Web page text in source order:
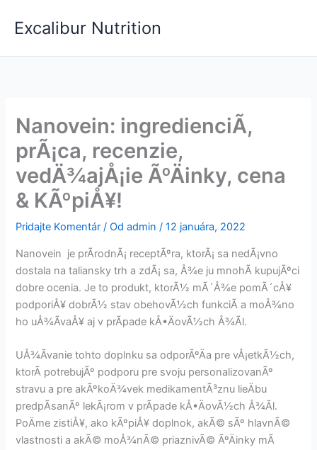
Excalibur Nutrition
Nanovein: ingredienciÃ­,
prÃ¡ca, recenzie,
vedÄ¾ajÅ¡ie ÃºÄinky, cena
& KÃºpiÅ¥!
Pridajte Komentár / Od admin/12 januára, 2022
Nanovein je prÃ­rodnÃ¡ receptÃºra, ktorÃ¡ sa nedÃ¡vno
dostala na taliansky trh a zdÃ¡ sa, Å¾e ju mnohÃ­ kupujÃºci
dobre ocenia. Je to produkt, ktorÃ½ mÃ´Å¾e pomÃ´cÅ¥
podporiÅ¥ dobrÃ½ stav obehovÃ½ch funkciÃ­ a moÅ¾no
ho uÅ¾Ã­vaÅ¥ aj v prÃ­pade kÅ•ÄovÃ½ch Å¾Ã­l.
UÅ¾Ã­vanie tohto doplnku sa odporÃºÄa pre vÅ¡etkÃ½ch,
ktorÃ­ potrebujÃº podporu pre svoju personalizovanÃº
stravu a pre akÃºkoÄ¾vek medikamentÃ³znu lieÄbu
predpÃ­sanÃº lekÃ¡rom v prÃ­pade kÅ•ÄovÃ½ch Å¾Ã­l.
PoÄme zistiÅ¥, ako kÃºpiÅ¥ doplnok, akÃ© sÃº hlavnÃ©
vlastnosti a akÃ© moÅ¾nÃ© priaznivÃ© ÃºÄinky mÃ